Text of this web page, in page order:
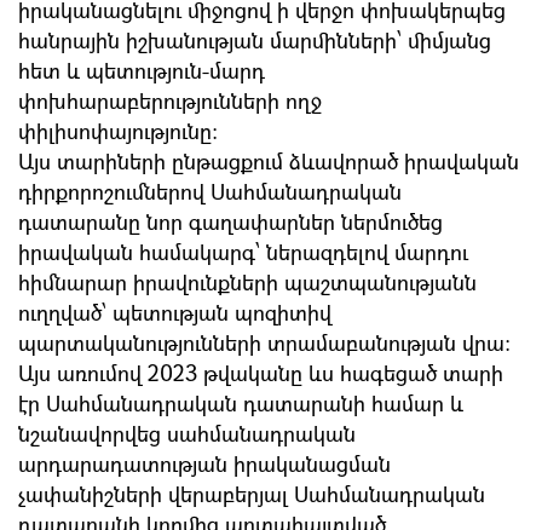
իրականացնելու միջոցով ի վերջո փոխակերպեց
հանրային իշխանության մարմինների՝ միմյանց
հետ և պետություն-մարդ
փոխհարաբերությունների ողջ
փիլիսոփայությունը:
Այս տարիների ընթացքում ձևավորած իրավական
դիրքորոշումներով Սահմանադրական
դատարանը նոր գաղափարներ ներմուծեց
իրավական համակարգ՝ ներազդելով մարդու
հիմնարար իրավունքների պաշտպանությանն
ուղղված՝ պետության պոզիտիվ
պարտականությունների տրամաբանության վրա:
Այս առումով 2023 թվականը ևս հագեցած տարի
էր Սահմանադրական դատարանի համար և
նշանավորվեց սահմանադրական
արդարադատության իրականացման
չափանիշների վերաբերյալ Սահմանադրական
դատարանի կողմից արտահայտված